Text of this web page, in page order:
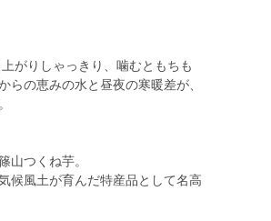
がりしゃっきり、噛むともちも
の恵みの水と昼夜の寒暖差が、
山つくね芋。
候風土が育んだ特産品として名高